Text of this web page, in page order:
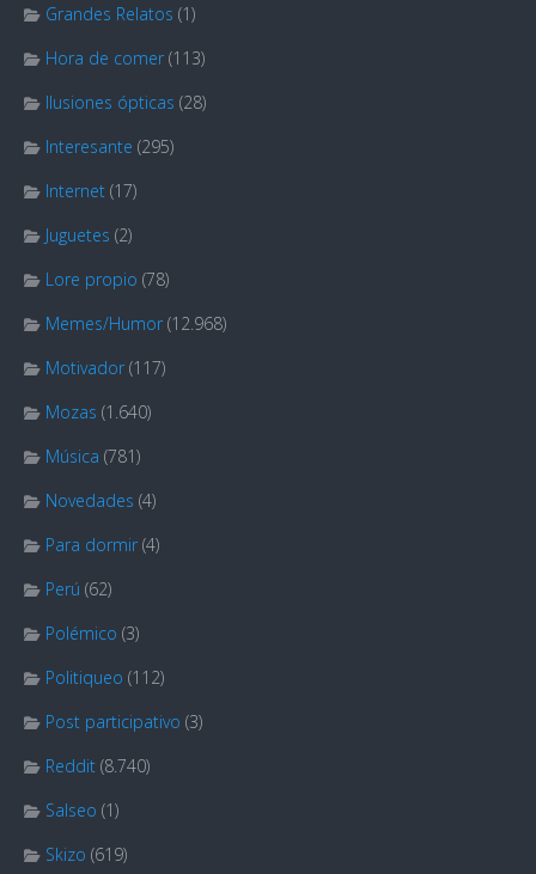
Grandes Relatos (1)
Hora de comer (113)
Ilusiones ópticas (28)
Interesante (295)
Internet (17)
Juguetes (2)
Lore propio (78)
Memes/Humor (12.968)
Motivador (117)
Mozas (1.640)
Música (781)
Novedades (4)
Para dormir (4)
Perú (62)
Polémico (3)
Politiqueo (112)
Post participativo (3)
Reddit (8.740)
Salseo (1)
Skizo (619)